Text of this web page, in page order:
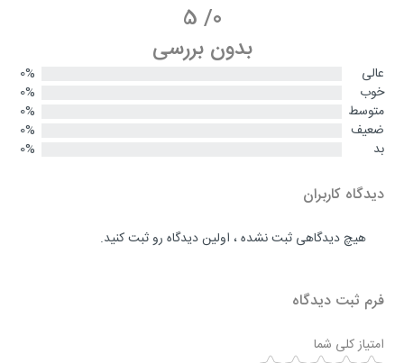
0
/
5
بدون بررسی
عالی
0%
خوب
0%
متوسط
0%
ضعیف
0%
بد
0%
دیدگاه کاربران
هیچ دیدگاهی ثبت نشده ، اولین دیدگاه رو ثبت کنید.
فرم ثبت دیدگاه
امتیاز کلی شما